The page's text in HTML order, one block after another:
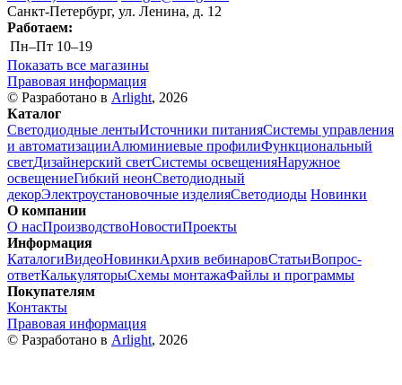
Санкт-Петербург, ул. Ленина, д. 12
Работаем:
Пн–Пт 10–19
Показать все магазины
Правовая информация
© Разработано в Arlight, 2026
Каталог
Светодиодные лентыИсточники питанияСистемы управления
и автоматизацииАлюминиевые профилиФункциональный
светДизайнерский светСистемы освещенияНаружное
освещениеГибкий неонСветодиодный
декорЭлектроустановочные изделияСветодиоды Новинки
О компании
О насПроизводствоНовостиПроекты
Информация
КаталогиВидеоНовинкиАрхив вебинаровСтатьиВопрос-
ответКалькуляторыСхемы монтажаФайлы и программы
Покупателям
Контакты
Правовая информация
© Разработано в Arlight, 2026